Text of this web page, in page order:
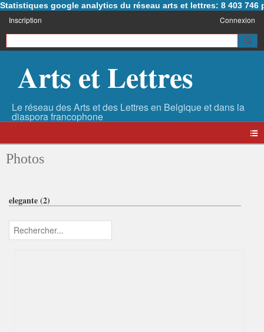
Statistiques google analytics du réseau arts et lettres: 8 403 746
Inscription Connexion
Arts et Lettres
Photos
elegante (2)